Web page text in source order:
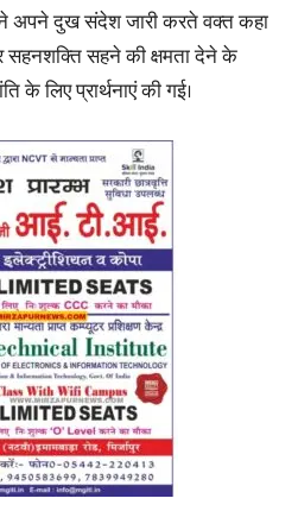
ने अपने दुख संदेश जारी करते वक्त कहा
सहनशक्ति सहने की क्षमता देने के
के लिए प्रार्थनाएं की गई।